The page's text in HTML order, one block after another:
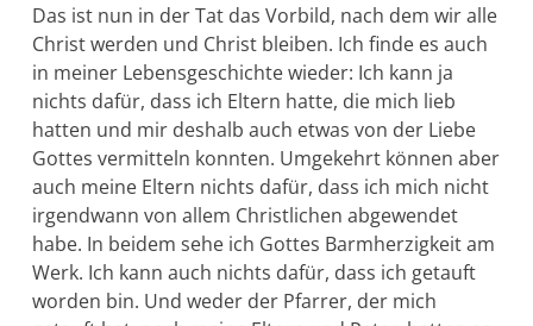
Das ist nun in der Tat das Vorbild, nach dem wir alle
Christ werden und Christ bleiben. Ich finde es auch
in meiner Le­bensgeschichte wieder: Ich kann ja
nichts dafür, dass ich Eltern hatte, die mich lieb
hatten und mir deshalb auch etwas von der Liebe
Gottes vermitteln konnten. Umgekehrt können aber
auch meine El­tern nichts dafür, dass ich mich nicht
irgendwann von allem Christlichen abgewendet
habe. In beidem sehe ich Gottes Barmher­zigkeit am
Werk. Ich kann auch nichts dafür, dass ich getauft
worden bin. Und weder der Pfar­rer, der mich